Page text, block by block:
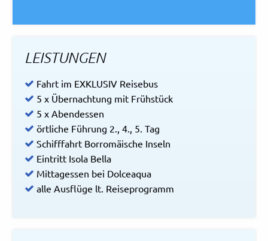
LEISTUNGEN
Fahrt im EXKLUSIV Reisebus
5 x Übernachtung mit Frühstück
5 x Abendessen
örtliche Führung 2., 4., 5. Tag
Schifffahrt Borromäische Inseln
Eintritt Isola Bella
Mittagessen bei Dolceaqua
alle Ausflüge lt. Reiseprogramm